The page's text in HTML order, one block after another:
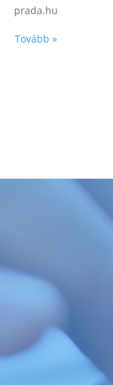
prada.hu
Tovább »